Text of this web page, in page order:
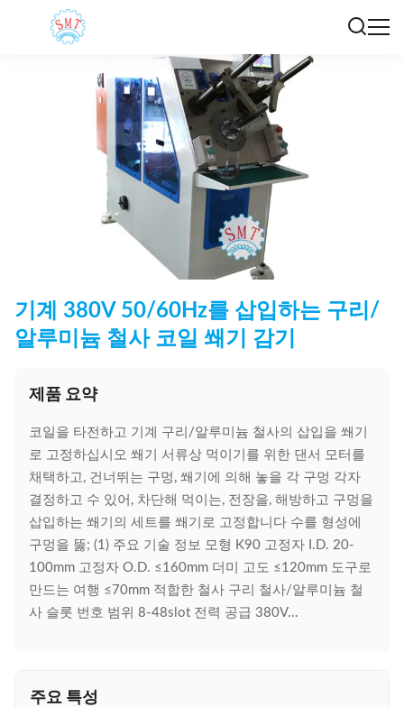
기계 380V 50/60Hz를 삽입하는 구리/
알루미늄 철사 코일 쐐기 감기
제품 요약
코일을 타전하고 기계 구리/알루미늄 철사의 삽입을 쐐기
로 고정하십시오 쐐기 서류상 먹이기를 위한 댄서 모터를
채택하고, 건너뛰는 구멍, 쐐기에 의해 놓을 각 구멍 각자
결정하고 수 있어, 차단해 먹이는, 전장을, 해방하고 구멍을
삽입하는 쐐기의 세트를 쐐기로 고정합니다 수를 형성에
구멍을 뚫; (1) 주요 기술 정보 모형 K90 고정자 I.D. 20-
100mm 고정자 O.D. ≤160mm 더미 고도 ≤120mm 도구로
만드는 여행 ≤70mm 적합한 철사 구리 철사/알루미늄 철
사 슬롯 번호 범위 8-48slot 전력 공급 380V...
주요 특성